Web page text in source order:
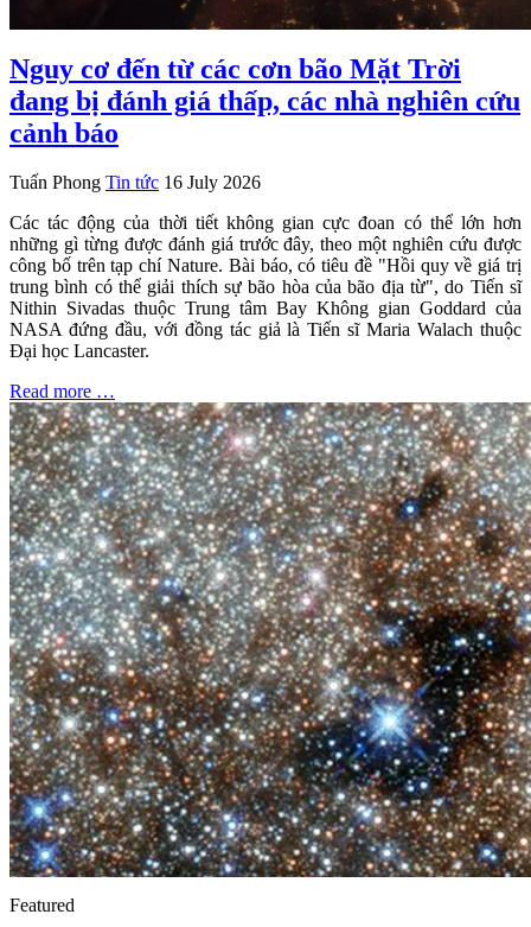
Nguy cơ đến từ các cơn bão Mặt Trời
đang bị đánh giá thấp, các nhà nghiên cứu
cảnh báo
Tuấn Phong Tin tức 16 July 2026
Các tác động của thời tiết không gian cực đoan có thể lớn hơn
những gì từng được đánh giá trước đây, theo một nghiên cứu được
công bố trên tạp chí Nature. Bài báo, có tiêu đề "Hồi quy về giá trị
trung bình có thể giải thích sự bão hòa của bão địa từ", do Tiến sĩ
Nithin Sivadas thuộc Trung tâm Bay Không gian Goddard của
NASA đứng đầu, với đồng tác giả là Tiến sĩ Maria Walach thuộc
Đại học Lancaster.
Read more …
Featured